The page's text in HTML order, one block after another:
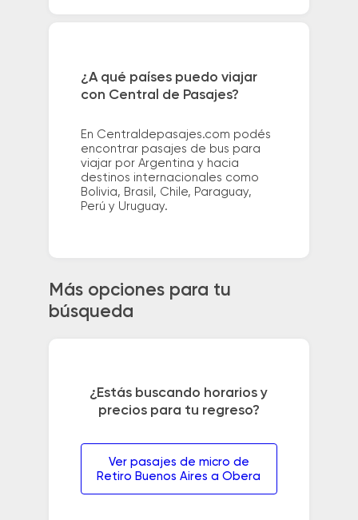
¿A qué países puedo viajar
con Central de Pasajes?
En Centraldepasajes.com podés
encontrar pasajes de bus para
viajar por Argentina y hacia
destinos internacionales como
Bolivia, Brasil, Chile, Paraguay,
Perú y Uruguay.
Más opciones para tu
búsqueda
¿Estás buscando horarios y
precios para tu regreso?
Ver pasajes de micro de
Retiro Buenos Aires a Obera